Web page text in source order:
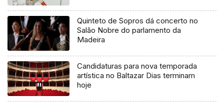
Quinteto de Sopros dá concerto no
Salão Nobre do parlamento da
Madeira
Candidaturas para nova temporada
artística no Baltazar Dias terminam
hoje